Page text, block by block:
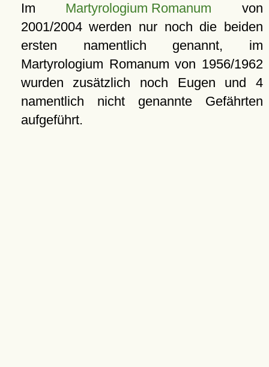
Im Martyrologium Romanum von
2001/2004 werden nur noch die beiden
ersten namentlich genannt, im
Martyrologium Romanum von 1956/1962
wurden zusätzlich noch Eugen und 4
namentlich nicht genannte Gefährten
aufgeführt.